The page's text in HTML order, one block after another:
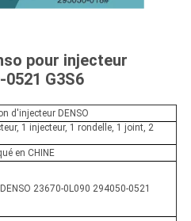
pour injecteur
G3S6
d'injecteur DENSO
1 injecteur, 1 rondelle, 1 joint, 2
en CHINE
23670-0L090 294050-0521